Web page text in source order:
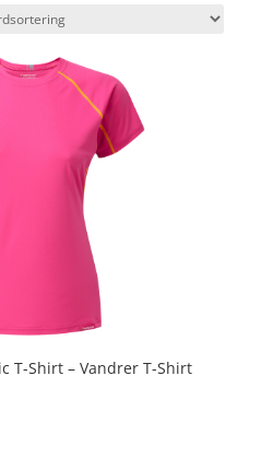
T-Shirt – Vandrer T-Shirt